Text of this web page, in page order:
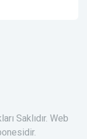
Saklıdır. Web